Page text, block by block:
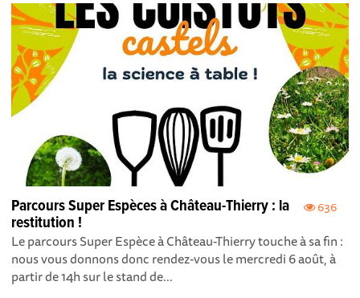
636
Parcours Super Espèces à Château-Thierry : la
restitution !
Le parcours Super Espèce à Château-Thierry touche à sa fin :
nous vous donnons donc rendez-vous le mercredi 6 août, à
partir de 14h sur le stand de...